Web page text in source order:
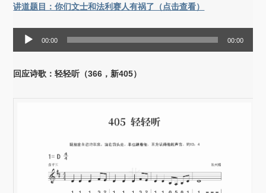
讲道题目：你们文士和法利赛人有祸了（点击查看）
放
00:00 00:00
回应诗歌：轻轻听（366，新405）